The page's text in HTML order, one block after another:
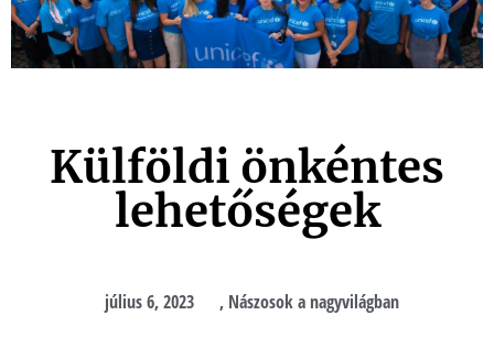
Külföldi önkéntes
lehetőségek
július 6, 2023 , Nászosok a nagyvilágban